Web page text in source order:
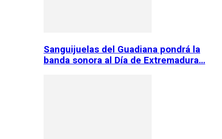
Sanguijuelas del Guadiana pondrá la
banda sonora al Día de Extremadura…